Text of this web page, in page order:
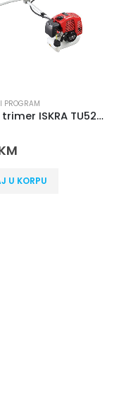
PROGRAM
Benzinski trimer ISKRA TU520SEU
U KORPU